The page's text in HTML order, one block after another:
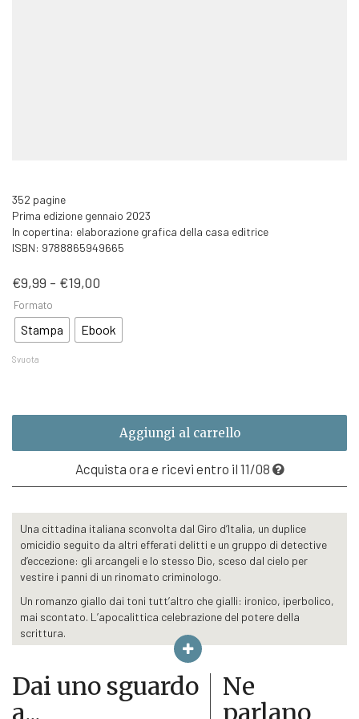
352 pagine
Prima edizione gennaio 2023
In copertina: elaborazione grafica della casa editrice
ISBN: 9788865949665
€9,99 - €19,00
da
€9,99
Formato
Stampa Ebook
Svuota
Aggiungi al carrello
Acquista ora e ricevi entro il 11/08
Una cittadina italiana sconvolta dal Giro d’Italia, un duplice
omicidio seguito da altri efferati delitti e un gruppo di detective
d’eccezione: gli arcangeli e lo stesso Dio, sceso dal cielo per
vestire i panni di un rinomato criminologo.
Un romanzo giallo dai toni tutt’altro che gialli: ironico, iperbolico,
mai scontato. L’apocalittica celebrazione del potere della
scrittura.
La signorina Giovanna Maria Campeggi è stata strangolata nel
bagno di casa e il suo fidanzato è morto per due colpi di pistola
alla schiena. Parrebbe un duplice omicidio e, se fatti tanto
efferati talvolta scivolano presto dalla cronaca nera
Dai uno sguardo
a...
Ne
parlano